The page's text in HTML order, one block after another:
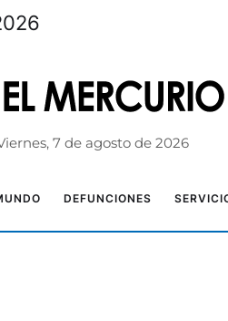
7 de agosto de 2026
DEFUNCIONES